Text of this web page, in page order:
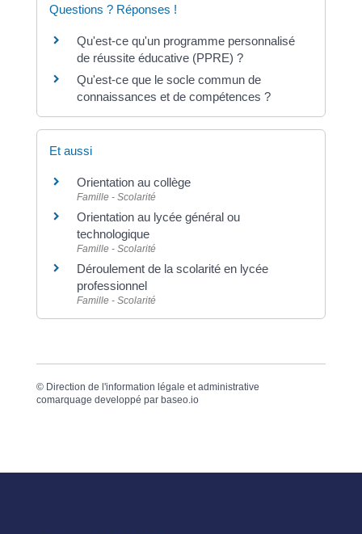
Questions ? Réponses !
Qu'est-ce qu'un programme personnalisé
de réussite éducative (PPRE) ?
Qu'est-ce que le socle commun de
connaissances et de compétences ?
Et aussi
Orientation au collège
Famille - Scolarité
Orientation au lycée général ou
technologique
Famille - Scolarité
Déroulement de la scolarité en lycée
professionnel
Famille - Scolarité
© Direction de l'information légale et administrative
comarquage developpé par baseo.io